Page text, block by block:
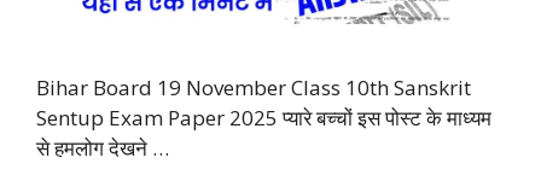
Bihar Board 19 November Class 10th Sanskrit
Sentup Exam Paper 2025 प्यारे बच्चों इस पोस्ट के माध्यम
से हमलोग देखने …